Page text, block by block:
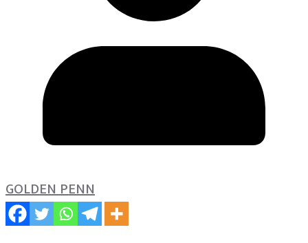
GOLDEN PENN